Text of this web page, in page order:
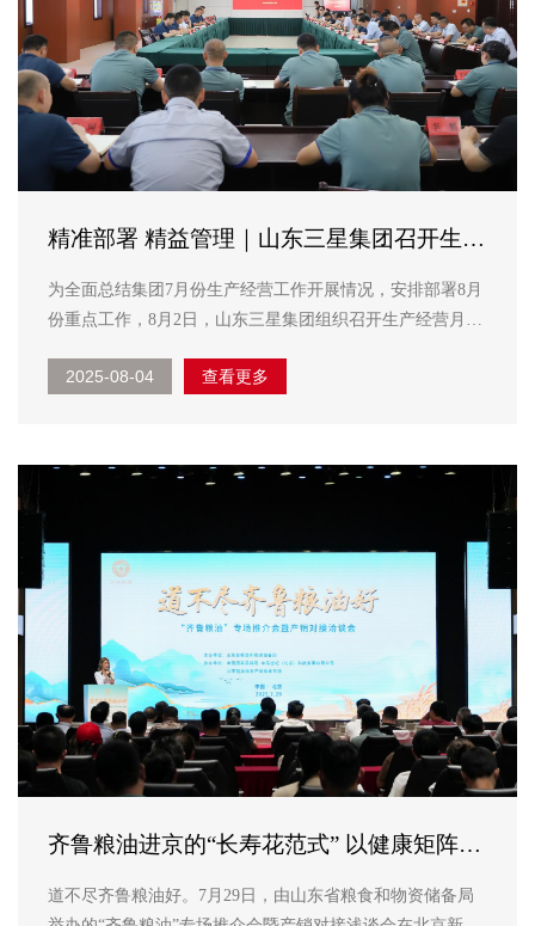
精准部署 精益管理｜山东三星集团召开生产
经营月度总结会议
为全面总结集团7月份生产经营工作开展情况，安排部署8月
份重点工作，8月2日，山东三星集团组织召开生产经营月度
负责人、各分公司执行经理及生产、销售、行政、储运等相
2025-08-04 查看更多
齐鲁粮油进京的“长寿花范式” 以健康矩阵撬
动产销协作新动能
道不尽齐鲁粮油好。7月29日，由山东省粮食和物资储备局